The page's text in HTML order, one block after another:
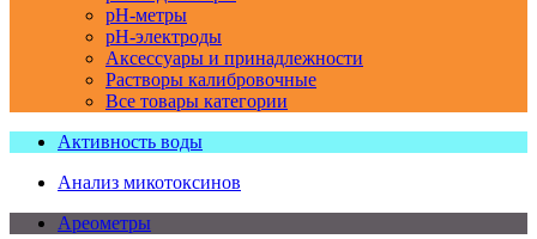
pH-метры
pH-электроды
Аксессуары и принадлежности
Растворы калибровочные
Все товары категории
Активность воды
Анализ микотоксинов
Ареометры